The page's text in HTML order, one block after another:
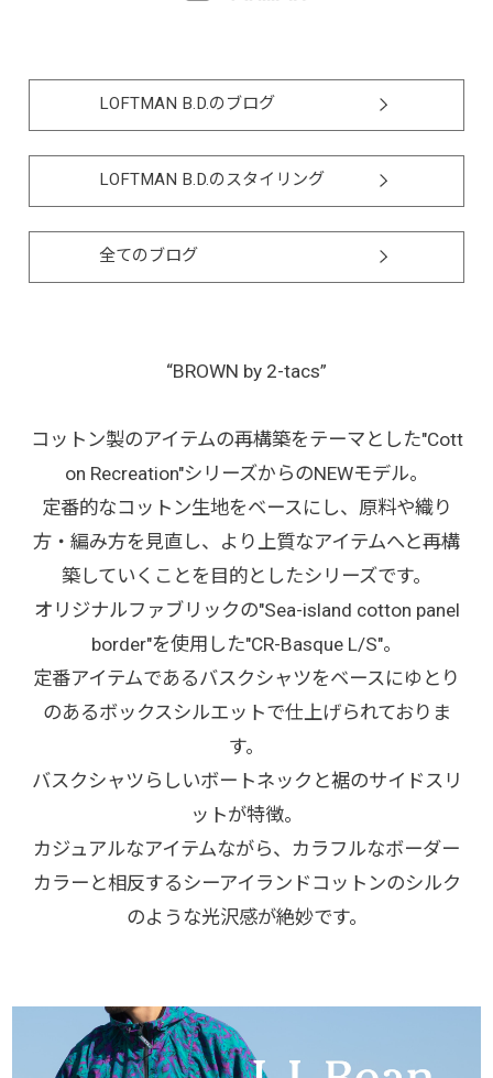
LOFTMAN B.D.のブログ
LOFTMAN B.D.のスタイリング
全てのブログ
“BROWN by 2-tacs”
コットン製のアイテムの再構築をテーマとした"Cott
on Recreation"シリーズからのNEWモデル。
定番的なコットン生地をベースにし、原料や織り
方・編み方を見直し、より上質なアイテムへと再構
築していくことを目的としたシリーズです。
オリジナルファブリックの"Sea-island cotton panel
border"を使用した"CR-Basque L/S"。
定番アイテムであるバスクシャツをベースにゆとり
のあるボックスシルエットで仕上げられておりま
す。
バスクシャツらしいボートネックと裾のサイドスリ
ットが特徴。
カジュアルなアイテムながら、カラフルなボーダー
カラーと相反するシーアイランドコットンのシルク
のような光沢感が絶妙です。